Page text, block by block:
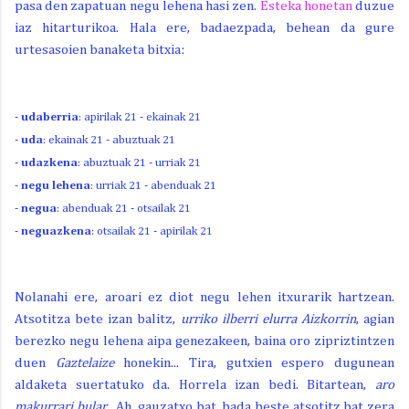
pasa den zapatuan negu lehena hasi zen. Esteka honetan duzue
iaz hitarturikoa. Hala ere, badaezpada, behean da gure
urtesasoien banaketa bitxia:
- udaberria: apirilak 21 - ekainak 21
- uda: ekainak 21 - abuztuak 21
- udazkena: abuztuak 21 - urriak 21
- negu lehena: urriak 21 - abenduak 21
- negua: abenduak 21 - otsailak 21
- neguazkena: otsailak 21 - apirilak 21
Nolanahi ere, aroari ez diot negu lehen itxurarik hartzean.
Atsotitza bete izan balitz, urriko ilberri elurra Aizkorrin, agian
berezko negu lehena aipa genezakeen, baina oro zipriztintzen
duen Gaztelaizehonekin... Tira, gutxien espero dugunean
aldaketa suertatuko da. Horrela izan bedi. Bitartean, aro
makurrari bular...Ah, gauzatxo bat, bada beste atsotitz bat zera